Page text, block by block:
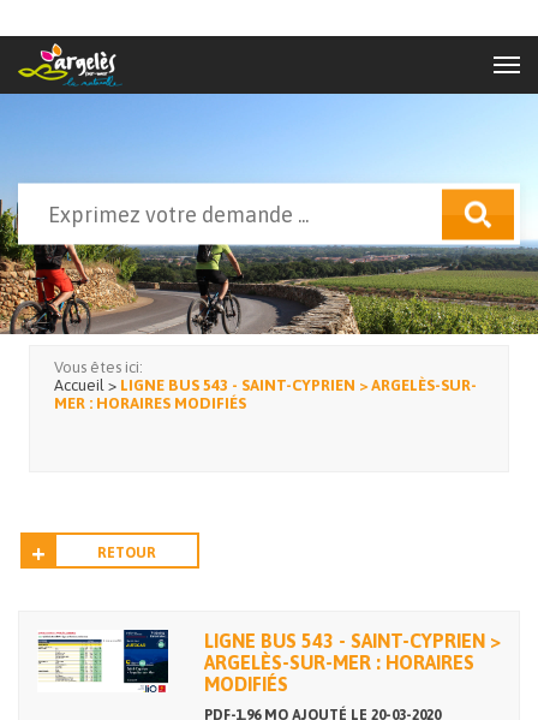
Formulaire de recherche
Vous êtes ici:
Accueil > LIGNE BUS 543 - SAINT-CYPRIEN > ARGELÈS-SUR-
MER : HORAIRES MODIFIÉS
RETOUR
LIGNE BUS 543 - SAINT-CYPRIEN >
ARGELÈS-SUR-MER : HORAIRES
MODIFIÉS
PDF-1.96 MO AJOUTÉ LE 20-03-2020